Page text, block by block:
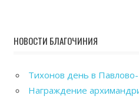
НОВОСТИ БЛАГОЧИНИЯ
Тихонов день в
Награждение